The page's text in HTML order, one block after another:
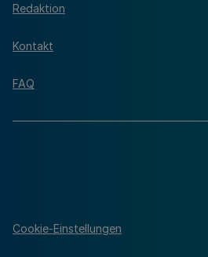
Redaktion
Kontakt
FAQ
Cookie-Einstellungen